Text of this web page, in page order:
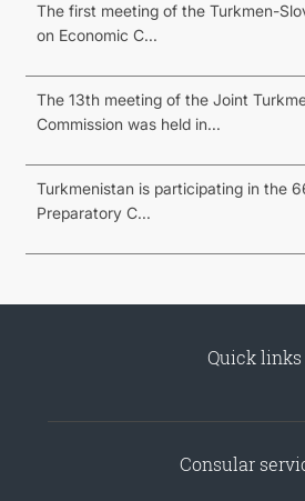
The first meeting of the Turkmen-
on Economic C...
The 13th meeting of the Joint
Commission was held in...
Turkmenistan is participating in the
Preparatory C...
Quick links
Consular